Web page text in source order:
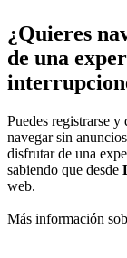
¿Quieres
de una
Puedes registrarse y
navegar sin
disfrutar de una
sabiendo que desde
web.
Más información